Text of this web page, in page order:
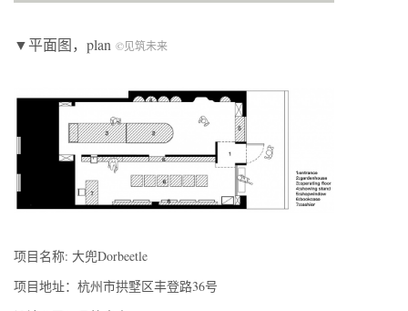
▼平面图，plan ©见筑未来
项目名称: 大兜Dorbeetle
项目地址：杭州市拱墅区丰登路36号